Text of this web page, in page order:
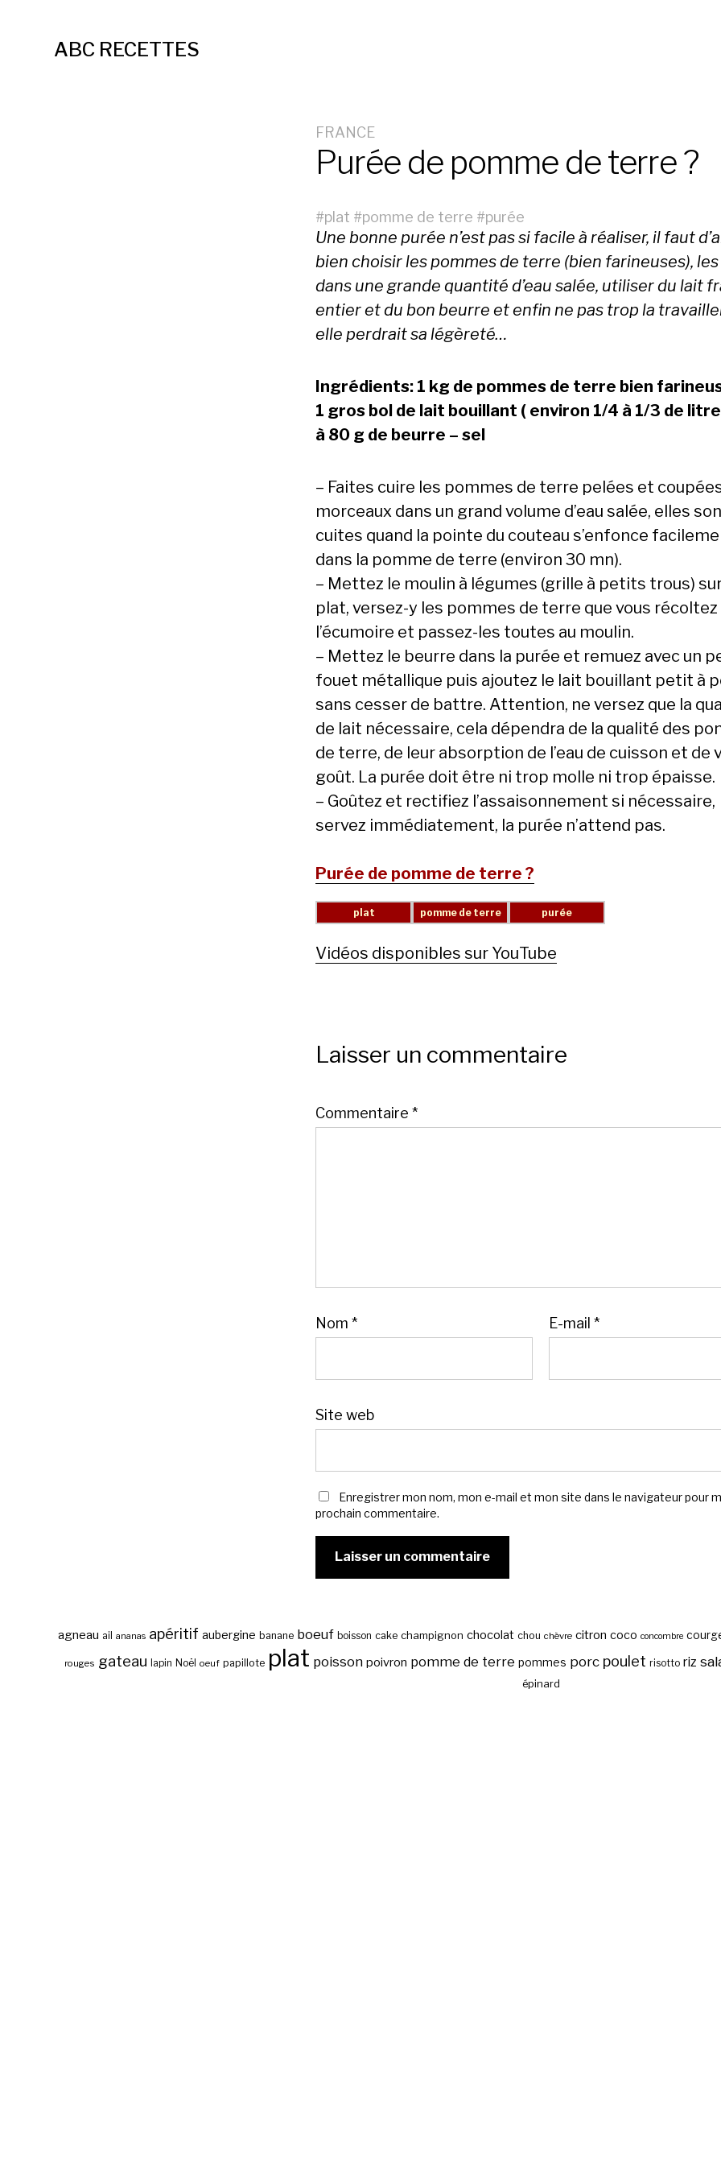
ABC RECETTES
FRANCE
Purée de pomme de terre ?
#plat #pomme de terre #purée
Une bonne purée n’est pas si facile à réaliser, il faut
bien choisir les pommes de terre (bien farineuses),
dans une grande quantité d’eau salée, utiliser du lait
entier et du bon beurre et enfin ne pas trop la
elle perdrait sa légèreté…
Ingrédients: 1 kg de pommes de terre bien
1 gros bol de lait bouillant ( environ 1/4 à 1/3 de
à 80 g de beurre – sel
– Faites cuire les pommes de terre pelées et
morceaux dans un grand volume d’eau salée, elles
cuites quand la pointe du couteau s’enfonce
dans la pomme de terre (environ 30 mn).
– Mettez le moulin à légumes (grille à petits trous)
plat, versez-y les pommes de terre que vous récoltez
l’écumoire et passez-les toutes au moulin.
– Mettez le beurre dans la purée et remuez avec un
fouet métallique puis ajoutez le lait bouillant petit à
sans cesser de battre. Attention, ne versez que la
de lait nécessaire, cela dépendra de la qualité des
de terre, de leur absorption de l’eau de cuisson et de
goût. La purée doit être ni trop molle ni trop épaisse.
– Goûtez et rectifiez l’assaisonnement si nécessaire,
servez immédiatement, la purée n’attend pas.
Purée de pomme de terre ?
Vidéos disponibles sur YouTube
Laisser un commentaire
Commentaire *
Nom * E-mail *
Site web
Enregistrer mon nom, mon e-mail et mon site dans le navigateur pour
prochain commentaire.
agneau ail ananas apéritif aubergine banane boeuf boisson cake champignon chocolat chou chèvre citron coco concombre
rouges gateau lapin Noël oeuf papillote plat poisson poivron pomme de terre pommes porc poulet risotto riz
épinard